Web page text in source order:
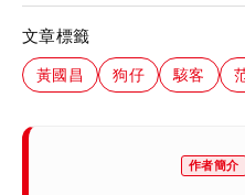
文章標籤
黃國昌 狗仔 駭客
作者簡介